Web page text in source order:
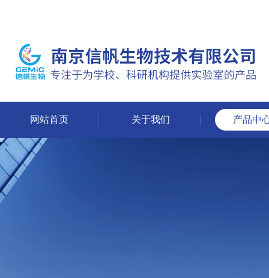
网站首页 关于我们 产品中